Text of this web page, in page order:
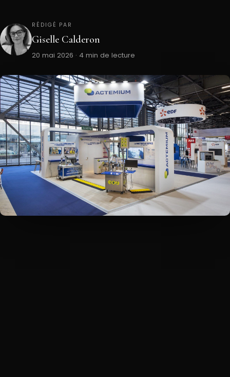
RÉDIGÉ PAR
Giselle Calderon
20 mai 2026 · 4 min de lecture